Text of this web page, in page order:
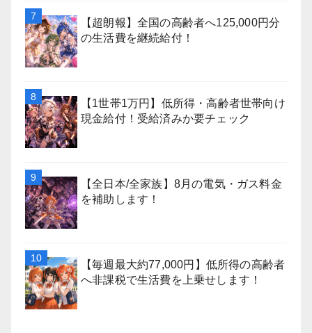
【超朗報】全国の高齢者へ125,000円分
の生活費を継続給付！
【1世帯1万円】低所得・高齢者世帯向け
現金給付！受給済みか要チェック
【全日本/全家族】8月の電気・ガス料金
を補助します！
【毎週最大約77,000円】低所得の高齢者
へ非課税で生活費を上乗せします！